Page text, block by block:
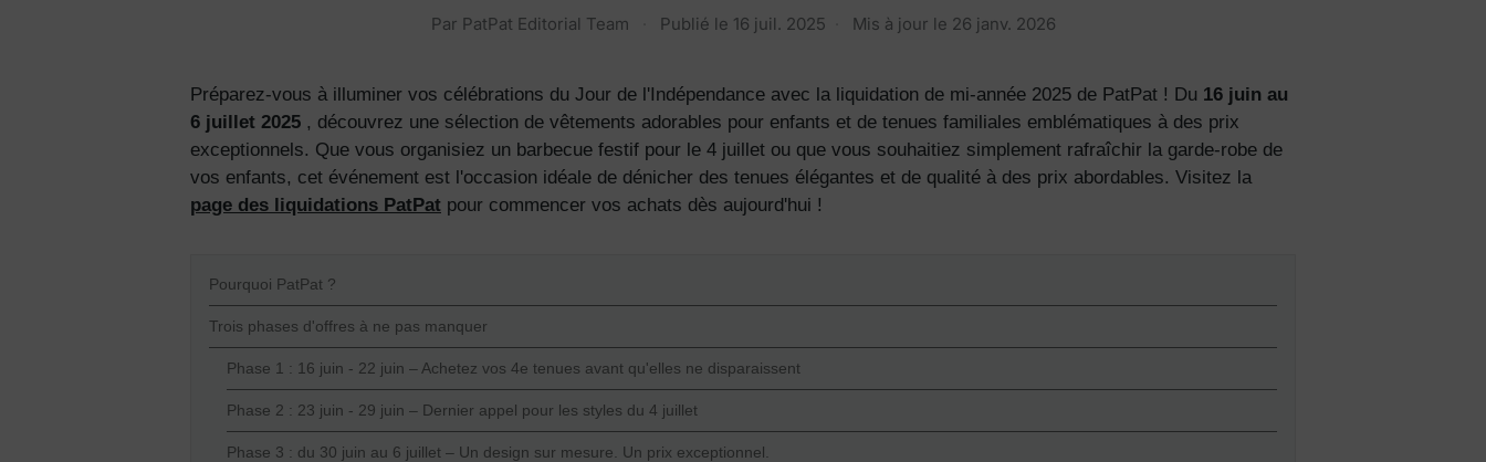
Par PatPat Editorial Team Publié le 16 juil. 2025 Mis à jour le 26 janv. 2026
Préparez-vous à illuminer vos célébrations du Jour de l'Indépendance avec la liquidation de mi-année 2025 de PatPat ! Du 16 juin au
6 juillet 2025 , découvrez une sélection de vêtements adorables pour enfants et de tenues familiales emblématiques à des prix
exceptionnels. Que vous organisiez un barbecue festif pour le 4 juillet ou que vous souhaitiez simplement rafraîchir la garde-robe de
vos enfants, cet événement est l'occasion idéale de dénicher des tenues élégantes et de qualité à des prix abordables. Visitez la
page des liquidations PatPat pour commencer vos achats dès aujourd'hui !
Pourquoi PatPat ?
Trois phases d'offres à ne pas manquer
Phase 1 : 16 juin - 22 juin – Achetez vos 4e tenues avant qu'elles ne disparaissent
Phase 2 : 23 juin - 29 juin – Dernier appel pour les styles du 4 juillet
Phase 3 : du 30 juin au 6 juillet – Un design sur mesure. Un prix exceptionnel.